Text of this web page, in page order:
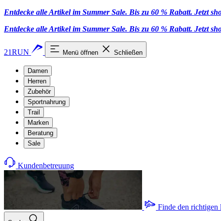
Entdecke alle Artikel im Summer Sale. Bis zu 60 % Rabatt. Jetzt
Entdecke alle Artikel im Summer Sale. Bis zu 60 % Rabatt. Jetzt
21RUN Menü öffnen Schließen
Damen
Herren
Zubehör
Sportnahrung
Trail
Marken
Beratung
Sale
Kundenbetreuung
Finde den richtigen